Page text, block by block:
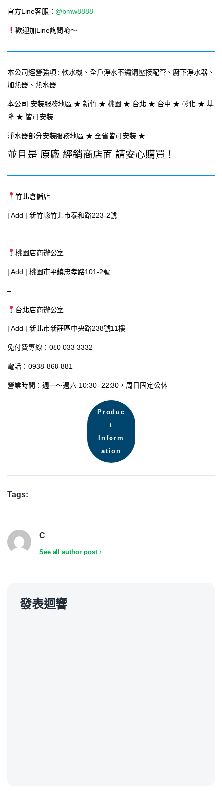
官方Line客服： @bmw8888
歡迎加Line詢問唷～
本公司經營強項 : 軟水機、全戶淨水不鏽鋼壓接配管、廚下淨水器、
加熱器、熱水器
本公司 安裝服務地區 ★ 新竹 ★ 桃園 ★ 台北 ★ 台中 ★ 彰化 ★ 基
隆 ★ 皆可安裝
淨水器部分安裝服務地區 ★ 全省皆可安裝 ★
並且是 原廠 經銷商店面 請安心購買！
竹北倉儲店
| Add | 新竹縣竹北市泰和路223-2號
–
桃園店商辦公室
| Add | 桃園市平鎮忠孝路101-2號
–
台北店商辦公室
| Add | 新北市新莊區中央路238號11樓
免付費專線：080 033 3332
電話：0938-868-881
營業時間：週一～週六 10:30- 22:30，周日固定公休
Produc
t
Inform
ation
Tags:
C
See all author post
發表迴響